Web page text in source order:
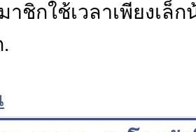
าชิกใช้เวลาเพียงเ